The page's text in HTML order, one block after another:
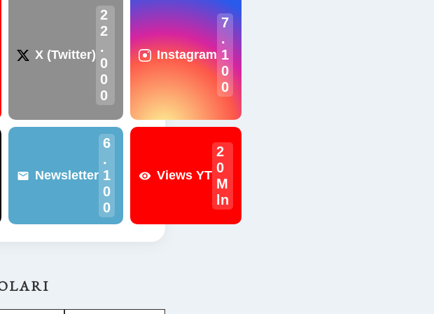
X (Twitter)
2
2
.
0
0
0
Instagram
7
.
1
0
0
Newsletter
6
.
1
0
0
Views YT
2
0
M
ln